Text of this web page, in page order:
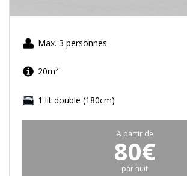
Max. 3 personnes
20m2
1 lit double (180cm)
A partir de
80€
par nuit